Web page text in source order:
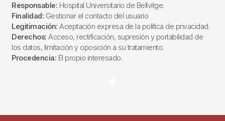
Responsable: Hospital Universitario de Bellvitge.
Finalidad: Gestionar el contacto del usuario
Legitimación: Aceptación expresa de la política de privacidad.
Derechos: Acceso, rectificación, supresión y portabilidad de
los datos, limitación y oposición a su tratamiento.
Procedencia: El propio interesado.